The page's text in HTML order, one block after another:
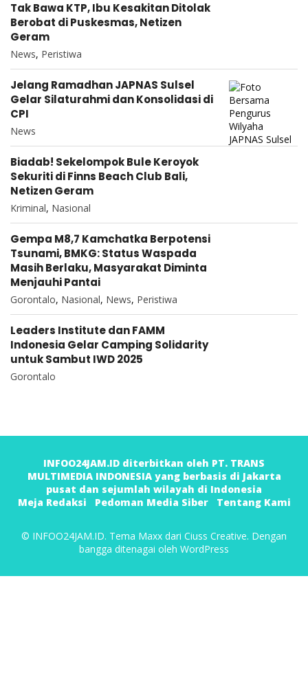
Tak Bawa KTP, Ibu Kesakitan Ditolak
Berobat di Puskesmas, Netizen
Geram
News, Peristiwa
Jelang Ramadhan JAPNAS Sulsel
Gelar Silaturahmi dan Konsolidasi di
CPI
News
Biadab! Sekelompok Bule Keroyok
Sekuriti di Finns Beach Club Bali,
Netizen Geram
Kriminal, Nasional
Gempa M8,7 Kamchatka Berpotensi
Tsunami, BMKG: Status Waspada
Masih Berlaku, Masyarakat Diminta
Menjauhi Pantai
Gorontalo, Nasional, News, Peristiwa
Leaders Institute dan FAMM
Indonesia Gelar Camping Solidarity
untuk Sambut IWD 2025
Gorontalo
INFOO24JAM.ID diterbitkan oleh PT. TRANS
MULTIMEDIA INDONESIA yang berbasis di Jakarta
pusat dan sejumlah wilayah di Indonesia
Meja Redaksi
Pedoman Media Siber Tentang Kami
© INFOO24JAM.ID. Tema Maxx dari Ciuss Creative. Dengan
bangga ditenagai oleh WordPress